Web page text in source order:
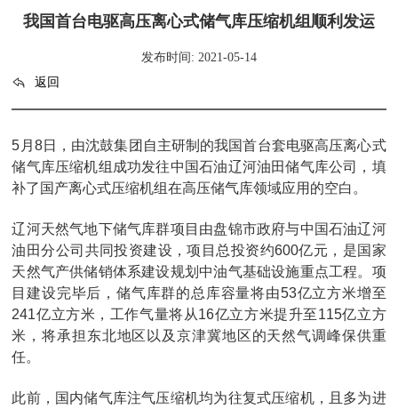
我国首台电驱高压离心式储气库压缩机组顺利发运
发布时间: 2021-05-14
返回
5月8日，由沈鼓集团自主研制的我国首台套电驱高压离心式
储气库压缩机组成功发往中国石油辽河油田储气库公司，填
补了国产离心式压缩机组在高压储气库领域应用的空白。
辽河天然气地下储气库群项目由盘锦市政府与中国石油辽河
油田分公司共同投资建设，项目总投资约600亿元，是国家
天然气产供储销体系建设规划中油气基础设施重点工程。项
目建设完毕后，储气库群的总库容量将由53亿立方米增至
241亿立方米，工作气量将从16亿立方米提升至115亿立方
米，将承担东北地区以及京津冀地区的天然气调峰保供重
任。
此前，国内储气库注气压缩机均为往复式压缩机，且多为进